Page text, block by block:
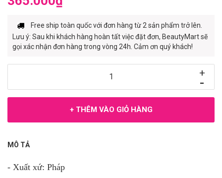
Free ship toàn quốc với đơn hàng từ 2 sản phẩm trở lên.
Lưu ý: Sau khi khách hàng hoàn tất việc đặt đơn, BeautyMart sẽ
gọi xác nhận đơn hàng trong vòng 24h. Cảm ơn quý khách!
-
+
+ THÊM VÀO GIỎ HÀNG
MÔ TẢ
- Xuất xứ: Pháp